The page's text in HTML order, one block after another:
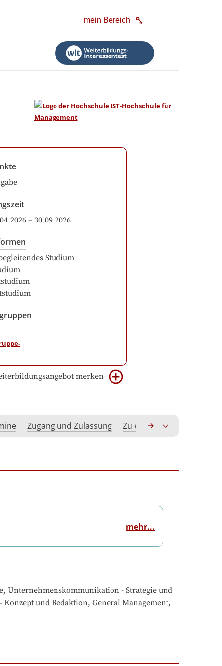
mein Bereich
– 30.09.2026
Studium
merken
Zugang und Zulassung Zu erwerbende
mehr...
Unternehmenskommunikation - Strategie und
und Redaktion, General Management,